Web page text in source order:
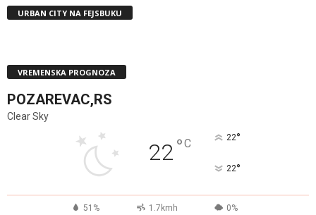
URBAN CITY NA FEJSBUKU
VREMENSKA PROGNOZA
POZAREVAC,RS
Clear Sky
22°C 22°
22°
51% 1.7kmh 0%